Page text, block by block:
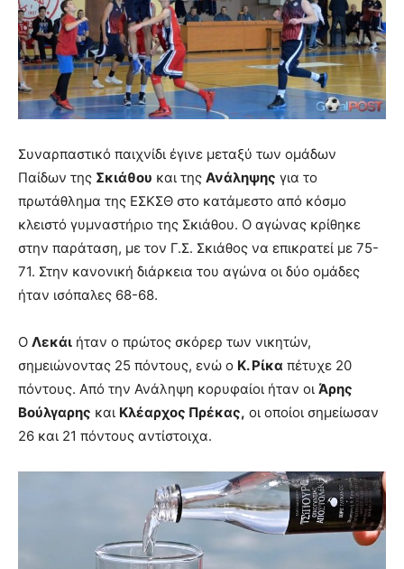
Συναρπαστικό παιχνίδι έγινε μεταξύ των ομάδων
Παίδων της Σκιάθου και της Ανάληψης για το
πρωτάθλημα της ΕΣΚΣΘ στο κατάμεστο από κόσμο
κλειστό γυμναστήριο της Σκιάθου. Ο αγώνας κρίθηκε
στην παράταση, με τον Γ.Σ. Σκιάθος να επικρατεί με 75-
71. Στην κανονική διάρκεια του αγώνα οι δύο ομάδες
ήταν ισόπαλες 68-68.
Ο Λεκάι ήταν ο πρώτος σκόρερ των νικητών,
σημειώνοντας 25 πόντους, ενώ ο Κ. Ρίκα πέτυχε 20
πόντους. Από την Ανάληψη κορυφαίοι ήταν οι Άρης
Βούλγαρης και Κλέαρχος Πρέκας, οι οποίοι σημείωσαν
26 και 21 πόντους αντίστοιχα.